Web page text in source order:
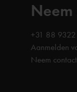
+31 88
Aanmelden
Neem